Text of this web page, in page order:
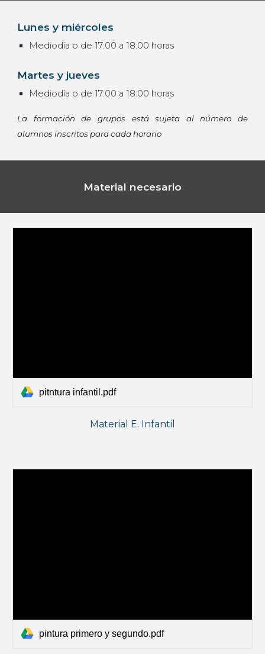
Lunes y miércoles
Mediodía o de 17:00 a 18:00 horas
Martes y jueves
Mediodía o de 17:00 a 18:00 horas
La formación de grupos está sujeta al número de
alumnos inscritos para cada horario
Material necesario
pitntura infantil.pdf
Material E. Infantil
pintura primero y segundo.pdf